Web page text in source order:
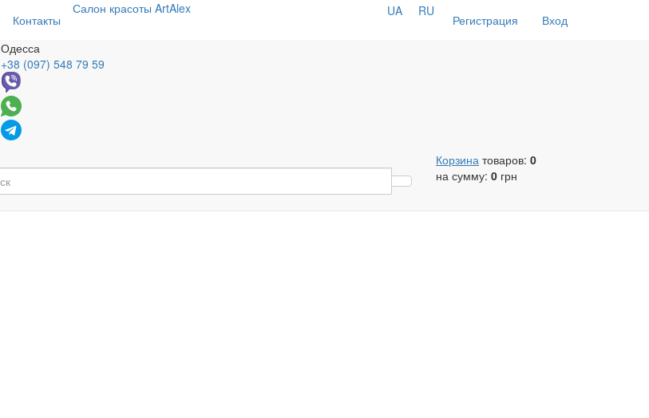
Контакты
Салон красоты ArtAlex
Регистрация Вход
UA RU
Одесса
+38 (097) 548 79 59
Корзина товаров: 0
на сумму: 0 грн